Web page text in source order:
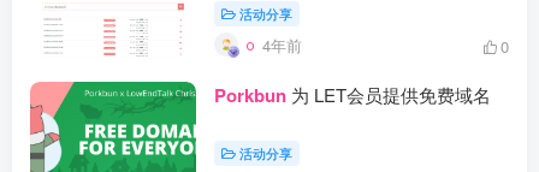
活动分享
4年前 0
Porkbun 为 LET会员提供免费域名
活动分享